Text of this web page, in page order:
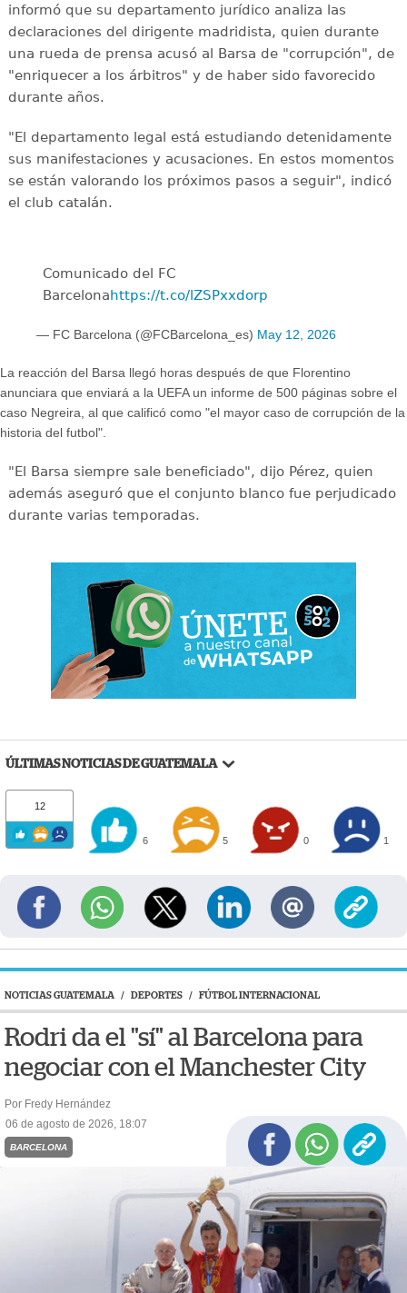
informó que su departamento jurídico analiza las
declaraciones del dirigente madridista, quien durante
una rueda de prensa acusó al Barsa de "corrupción", de
"enriquecer a los árbitros" y de haber sido favorecido
durante años.
"El departamento legal está estudiando detenidamente
sus manifestaciones y acusaciones. En estos momentos
se están valorando los próximos pasos a seguir", indicó
el club catalán.
Comunicado del FC
Barcelonahttps://t.co/lZSPxxdorp
— FC Barcelona (@FCBarcelona_es) May 12, 2026
La reacción del Barsa llegó horas después de que Florentino
anunciara que enviará a la UEFA un informe de 500 páginas sobre el
caso Negreira, al que calificó como "el mayor caso de corrupción de la
historia del futbol".
"El Barsa siempre sale beneficiado", dijo Pérez, quien
además aseguró que el conjunto blanco fue perjudicado
durante varias temporadas.
ÚLTIMAS NOTICIAS DE GUATEMALA
12
6 5 0 1
NOTICIAS GUATEMALA / DEPORTES / FÚTBOL INTERNACIONAL
Rodri da el "sí" al Barcelona para
negociar con el Manchester City
Por Fredy Hernández
06 de agosto de 2026, 18:07
BARCELONA